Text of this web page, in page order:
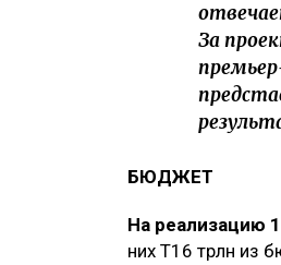
За
БЮДЖЕТ
На реализацию
них Т16 трлн из